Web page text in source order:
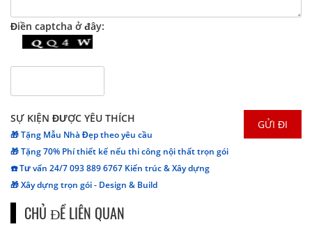
Điền captcha ở đây:
SỰ KIỆN ĐƯỢC YÊU THÍCH
🎁 Tặng Mẫu Nhà Đẹp theo yêu cầu
🎁 Tặng 70% Phí thiết kế nếu thi công nội thất trọn gói
☎️ Tư vấn 24/7 093 889 6767 Kiến trúc & Xây dựng
🎁 Xây dựng trọn gói - Design & Build
CHỦ ĐỀ LIÊN QUAN